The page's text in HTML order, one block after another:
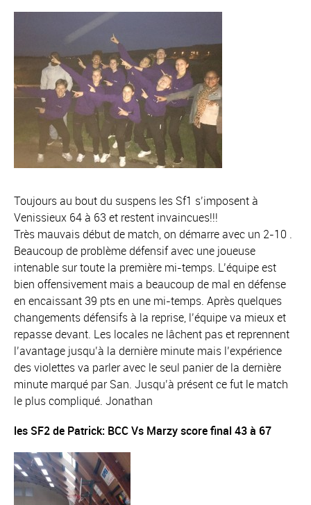
Toujours au bout du suspens les Sf1 s’imposent à
Venissieux 64 à 63 et restent invaincues!!!
Très mauvais début de match, on démarre avec un 2-10 .
Beaucoup de problème défensif avec une joueuse
intenable sur toute la première mi-temps. L’équipe est
bien offensivement mais a beaucoup de mal en défense
en encaissant 39 pts en une mi-temps. Après quelques
changements défensifs à la reprise, l’équipe va mieux et
repasse devant. Les locales ne lâchent pas et reprennent
l’avantage jusqu’à la dernière minute mais l’expérience
des violettes va parler avec le seul panier de la dernière
minute marqué par San. Jusqu’à présent ce fut le match
le plus compliqué. Jonathan
les SF2 de Patrick: BCC Vs Marzy score final 43 à 67